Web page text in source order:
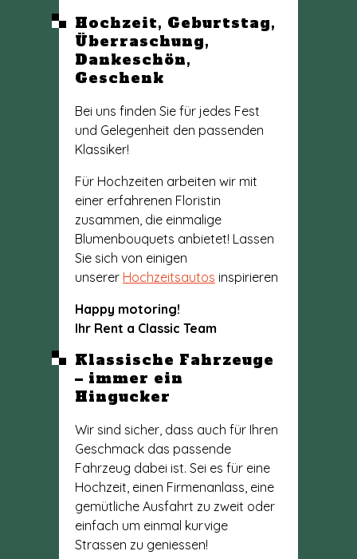
Hochzeit, Geburtstag,
Überraschung,
Dankeschön,
Geschenk
Bei uns finden Sie für jedes Fest
und Gelegenheit den passenden
Klassiker!
Für Hochzeiten arbeiten wir mit
einer erfahrenen Floristin
zusammen, die einmalige
Blumenbouquets anbietet! Lassen
Sie sich von einigen
unserer Hochzeitsautos inspirieren
Happy motoring!
Ihr Rent a Classic Team
Klassische Fahrzeuge
– immer ein
Hingucker
Wir sind sicher, dass auch für Ihren
Geschmack das passende
Fahrzeug dabei ist. Sei es für eine
Hochzeit, einen Firmenanlass, eine
gemütliche Ausfahrt zu zweit oder
einfach um einmal kurvige
Strassen zu geniessen!